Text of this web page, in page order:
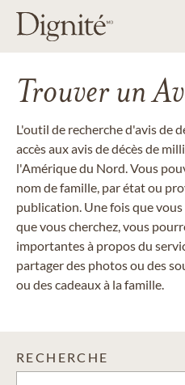
Trouver un
L'outil de recherche d'avis de
accès aux avis de décès de
l'Amérique du Nord. Vous
nom de famille, par état ou
publication. Une fois que
que vous cherchez, vous
importantes à propos du
partager des photos ou des
ou des cadeaux à la famille.
RECHERCHE